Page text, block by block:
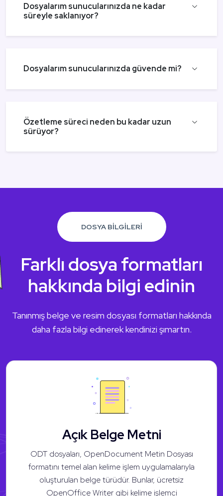
Dosyalarım sunucularınızda ne kadar
süreyle saklanıyor?
Dosyalarım sunucularınızda güvende mi?
Özetleme süreci neden bu kadar uzun
sürüyor?
DOSYA BİLGİLERİ
Farklı dosya formatları
hakkında bilgi edinin
Tanınmış belge ve resim dosyası formatları hakkında
daha fazla bilgi edinerek kendinizi şımartın.
Açık Belge Metni
ODT dosyaları, OpenDocument Metin Dosyası
formatını temel alan kelime işlem uygulamalarıyla
oluşturulan belge türüdür. Bunlar, ücretsiz
OpenOffice Writer gibi kelime işlemci